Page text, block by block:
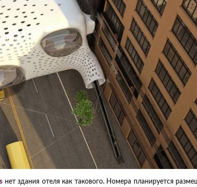
нет здания отеля как такового. Номера планируется